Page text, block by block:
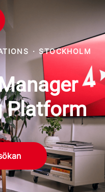
· STOCKHOLM
–
Platform